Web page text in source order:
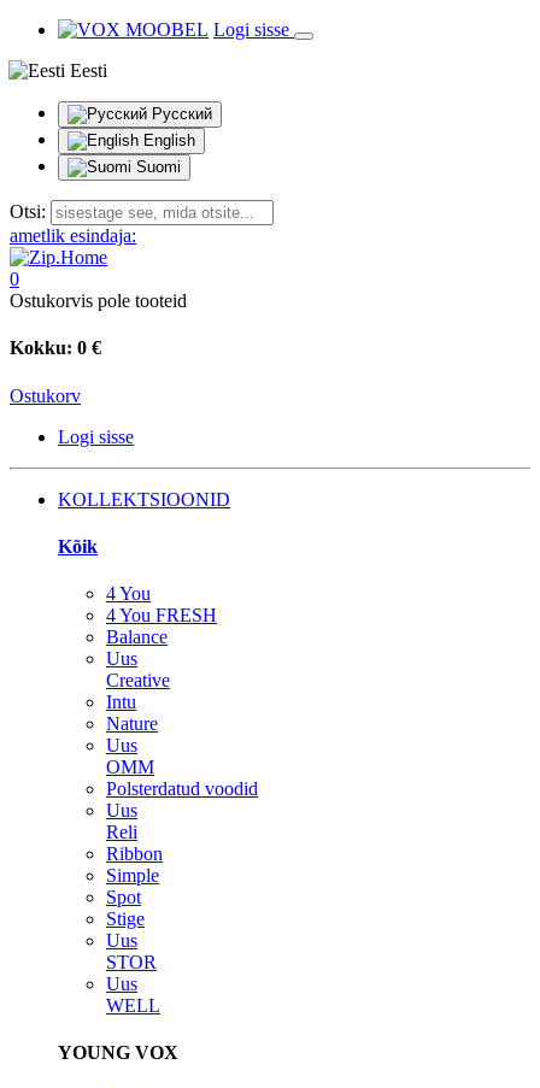
Logi sisse
Eesti
Русский
English
Suomi
Otsi:
ametlik esindaja:
0
Ostukorvis pole tooteid
Kokku: 0 €
Ostukorv
Logi sisse
KOLLEKTSIOONID
Kõik
4 You
4 You FRESH
Balance
Uus
Creative
Intu
Nature
Uus
OMM
Polsterdatud voodid
Uus
Reli
Ribbon
Simple
Spot
Stige
Uus
STOR
Uus
WELL
YOUNG VOX